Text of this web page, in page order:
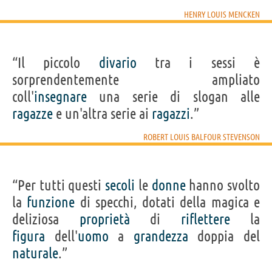
HENRY LOUIS MENCKEN
“Il piccolo divario tra i sessi è
sorprendentemente ampliato
coll'insegnare una serie di slogan alle
ragazze e un'altra serie ai ragazzi.”
ROBERT LOUIS BALFOUR STEVENSON
“Per tutti questi secoli le donnehanno svolto
la funzione di specchi, dotati della magica e
deliziosa proprietà di rifletterela
figura dell'uomo a grandezza doppia del
naturale.”